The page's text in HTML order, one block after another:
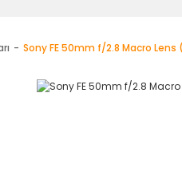
Sony FE 50mm f/2.8 Macro Lens